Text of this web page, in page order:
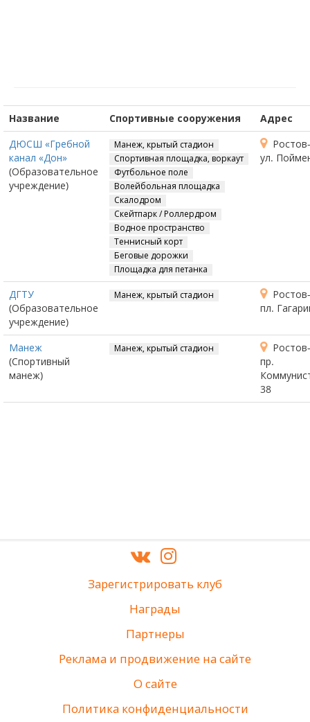
Название Спортивные сооружения
Адрес
ДЮСШ «Гребной
канал «Дон»
(Образовательное
учреждение)
Манеж, крытый стадион
Спортивная площадка, воркаут
Футбольное поле
Волейбольная площадка
Скалодром
Скейтпарк / Роллердром
Водное пространство
Теннисный корт
Беговые дорожки
Площадка для петанка
ул.
ДГТУ
(Образовательное
учреждение)
Манеж, крытый стадион
пл.
Манеж
(Спортивный
манеж)
Манеж, крытый стадион
пр.
38
Зарегистрировать клуб
Награды
Партнеры
Реклама и продвижение на сайте
О сайте
Политика конфиденциальности